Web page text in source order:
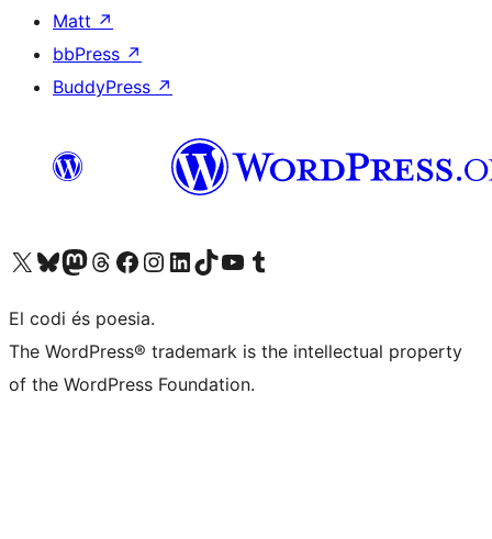
Matt ↗
bbPress ↗
BuddyPress ↗
Visiteu el nostre compte X (abans Twitter)
Visiteu el nostre compte de Bluesky
Visiteu el nostre compte al Mastodon
Visiteu el nostre compte de Threads
Visiteu la nostra pàgina al Facebook
Visiteu el nostre compte d'Instagram
Visiteu el nostre compte de LinkedIn
Visiteu el nostre compte de TikTok
Visiteu el nostre canal al YouTube
Visiteu el nostre compte de Tumblr
El codi és poesia.
The WordPress® trademark is the intellectual property
of the WordPress Foundation.